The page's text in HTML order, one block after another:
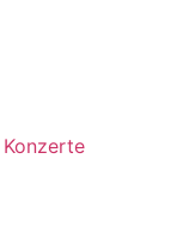
Konzerte